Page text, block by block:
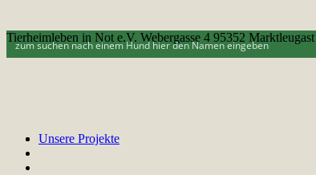
Tierheimleben in Not e.V. Webergasse 4 95352 Marktleugast
Unsere Projekte